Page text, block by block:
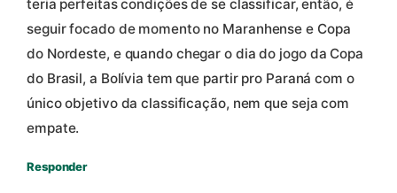
teria perfeitas condições de se classificar, então, é
seguir focado de momento no Maranhense e Copa
do Nordeste, e quando chegar o dia do jogo da Copa
do Brasil, a Bolívia tem que partir pro Paraná com o
único objetivo da classificação, nem que seja com
empate.
Responder